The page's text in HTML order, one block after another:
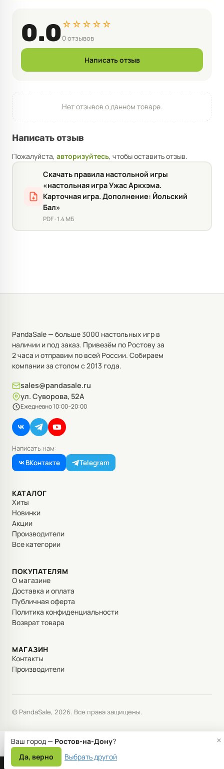
0.0☆☆☆☆☆
0 отзывов
Написать отзыв
Нет отзывов о данном товаре.
Написать отзыв
Пожалуйста, авторизуйтесь, чтобы оставить отзыв.
Скачать правила настольной игры
«настольная игра Ужас Аркхэма.
Карточная игра. Дополнение: Йольский
Бал»
PDF · 1.4 МБ
PandaSale — больше 3000 настольных игр в
наличии и под заказ. Привезём по Ростову за
2 часа и отправим по всей России. Собираем
компании за столом с 2013 года.
sales@pandasale.ru
ул. Суворова, 52А
Ежедневно 10:00–20:00
Написать нам:
ВКонтакте
Telegram
КАТАЛОГ
Хиты
Новинки
Акции
Производители
Все категории
ПОКУПАТЕЛЯМ
О магазине
Доставка и оплата
Публичная оферта
Политика конфиденциальности
Возврат товара
МАГАЗИН
Контакты
Производители
© PandaSale, 2026. Все права защищены.
Мы используем файлы cookie для корректной работы сайта и
Ваш город — Ростов-на-Дону?
Да, верно
Выбрать другой
×